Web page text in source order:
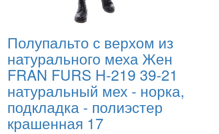
Полупальто с верхом из
натурального меха Жен
FRAN FURS H-219 39-21
натуральный мех - норка,
подкладка - полиэстер
крашенная 17